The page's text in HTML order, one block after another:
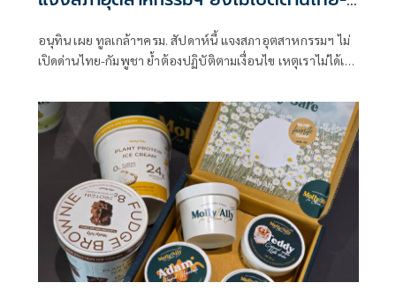
อนุทิน เผย ทูลเกล้าฯครม. สัปดาห์นี้ แจงสภาอุตสาหกรรมฯ ไม่
เปิดด่านไทย-กัมพูชา ย้ำต้องปฏิบัติตามเงื่อนไข เหตุเราไม่ได้เริ่ม
คะแนนตก ลั่นยึดสไตล์ทำงาน ‘คนละพรรคแต่พวกเดียวกันง
สำคัญกว่า ชี้ศก.ดี ปัญหาอื่นเล็กหมด เปรียบ คนมีกินมีใช้มี
เกียรติมีศักดิ์ศรี